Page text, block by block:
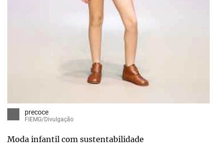
precoce
FIEMG/Divulgação
Moda infantil com sustentabilidade